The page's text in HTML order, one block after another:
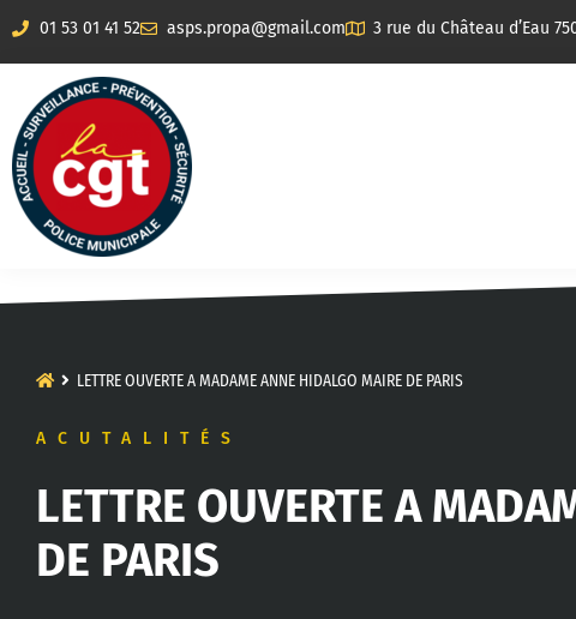
01 53 01 41 52 asps.propa@gmail.com 3 rue du Château d’Eau
LETTRE OUVERTE A MADAME ANNE HIDALGO MAIRE DE PARIS
ACUTALITÉS
LETTRE OUVERTE A
DE PARIS